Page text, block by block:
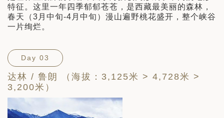
特征。这里一年四季郁郁苍苍，是西藏最美丽的森林，
春天（3月中旬-4月中旬）漫山遍野桃花盛开，整个峡谷
一片绚烂。
Day 03
达林 / 鲁朗 （海拔：3,125米 > 4,728米 >
3,200米）